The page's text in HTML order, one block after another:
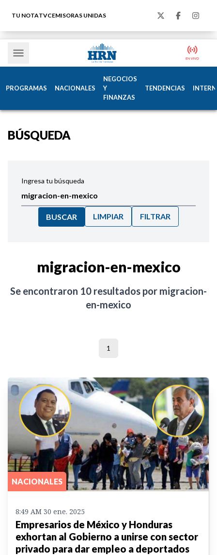
TU NOTATVCEMISORAS UNIDAS
PROGRAMAS NACIONALES
NEGOCIOS
Y
FINANZAS
TENDENCIAS
BÚSQUEDA
Ingresa tu búsqueda
BUSCAR LIMPIAR FILTRAR
migracion-en-mexico
Se encontraron 10 resultados por migracion-
en-mexico
1
NACIONALES
8:49 AM 30 ene. 2025
Empresarios de México y Honduras
exhortan al Gobierno a unirse con sector
privado para dar empleo a deportados